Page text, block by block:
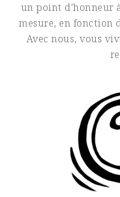
un point d'honneur
mesure, en fonction
Avec nous, vous